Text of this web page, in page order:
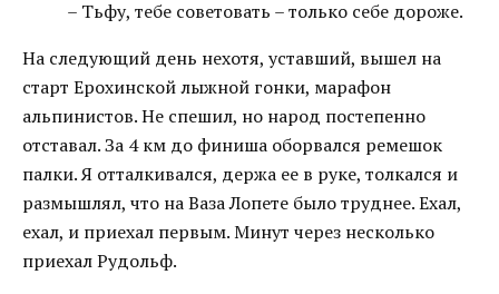
– Тьфу, тебе советовать – только себе дороже.
На следующий день нехотя, уставший, вышел на
старт Ерохинской лыжной гонки, марафон
альпинистов. Не спешил, но народ постепенно
отставал. За 4 км до финиша оборвался ремешок
палки. Я отталкивался, держа ее в руке, толкался и
размышлял, что на Ваза Лопете было труднее. Ехал,
ехал, и приехал первым. Минут через несколько
приехал Рудольф.